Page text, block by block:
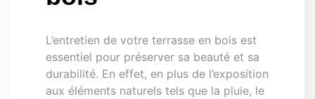
L’entretien de votre terrasse en bois est
essentiel pour préserver sa beauté et sa
durabilité. En effet, en plus de l’exposition
aux éléments naturels tels que la pluie, le